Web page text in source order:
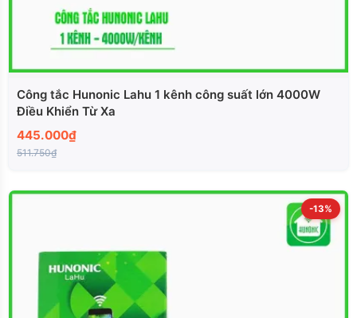
Công tắc Hunonic Lahu 1 kênh công suất lớn 4000W
Điều Khiển Từ Xa
445.000₫
511.750₫
-13%